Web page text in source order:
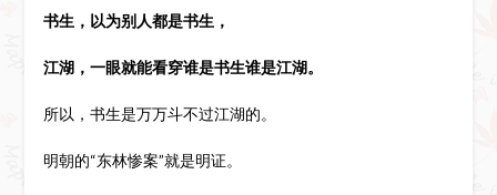
书生，以为别人都是书生，
江湖，一眼就能看穿谁是书生谁是江湖。
所以，书生是万万斗不过江湖的。
明朝的“东林惨案”就是明证。